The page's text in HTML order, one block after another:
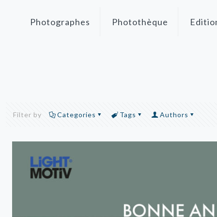
Photographes Photothèque
Filter by Categories Tags Authors